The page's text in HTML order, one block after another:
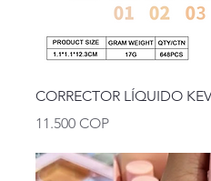
CORRECTOR LÍQUIDO
Precio
11.500 COP